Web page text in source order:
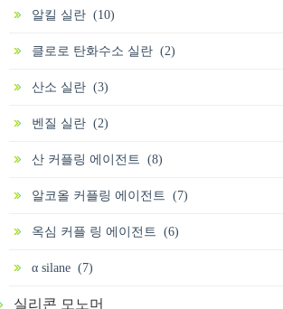
알킬 실란 (10)
클로로 탄화수소 실란 (2)
산소 실란 (3)
벤질 실란 (2)
산 커플링 에이전트 (8)
알코올 커플링 에이전트 (7)
옥심 커플 링 에이전트 (6)
α silane (7)
실리콘 모노머